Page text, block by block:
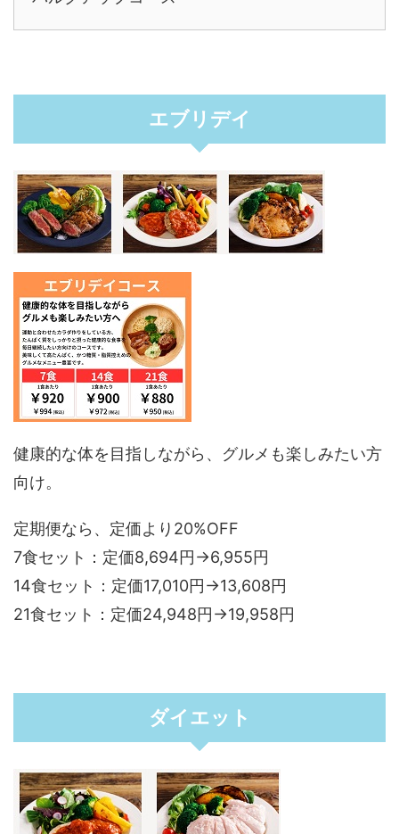
エブリデイ
健康的な体を目指しながら、グルメも楽しみたい方
向け。
定期便なら、定価より20%OFF
7食セット：定価8,694円→6,955円
14食セット：定価17,010円→13,608円
21食セット：定価24,948円→19,958円
ダイエット